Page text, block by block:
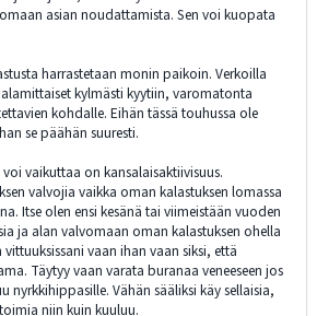
asian noudattamista. Sen voi kuopata
harrastetaan monin paikoin. Verkoilla
kylmästi kyytiin, varomatonta
kohdalle. Eihän tässä touhussa ole
se päähän suuresti.
vaikuttaa on kansalaisaktiivisuus.
valvojia vaikka oman kalastuksen lomassa
Itse olen ensi kesänä tai viimeistään vuoden
ja alan valvomaan oman kalastuksen ohella
vaan ihan vaan siksi, että
Täytyy vaan varata buranaa veneeseen jos
nyrkkihippasille. Vähän sääliksi käy sellaisia,
niin kuin kuuluu.